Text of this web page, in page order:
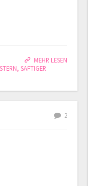
MEHR LESEN
, SAFTIGER
2